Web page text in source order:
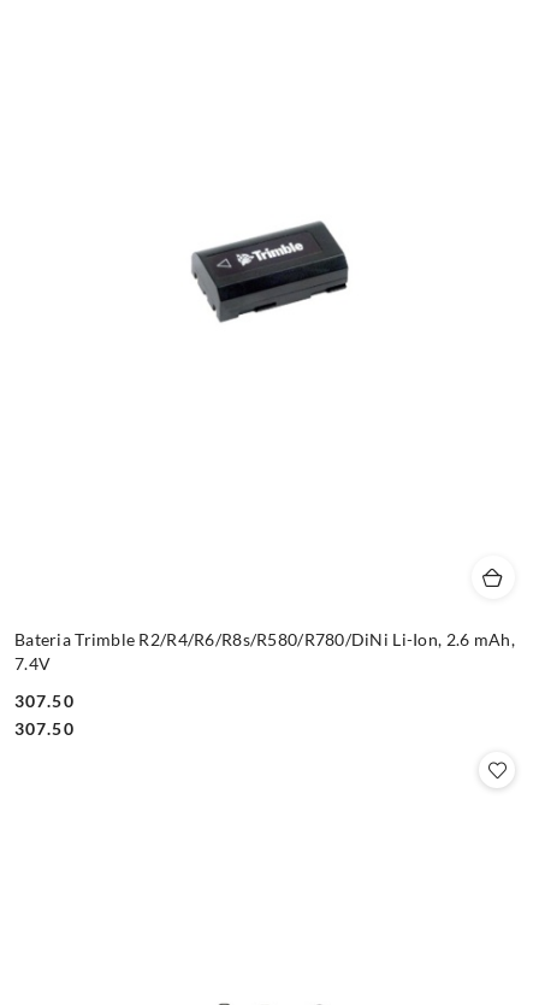
Bateria Trimble R2/R4/R6/R8s/R580/R780/DiNi Li-Ion, 2.6 mAh,
7.4V
Cena:
307.50
Cena:
307.50